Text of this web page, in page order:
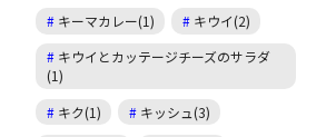
キーマカレー(1)
キウイ(2)
キウイとカッテージチーズのサラダ
(1)
キク(1)
キッシュ(3)